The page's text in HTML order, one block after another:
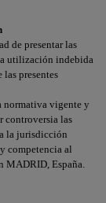
de presentar las
utilización indebida
presentes
normativa vigente y
controversia las
la jurisdicción
competencia al
MADRID, España.